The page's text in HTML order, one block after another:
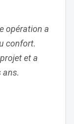
opération a
confort.
et a
ans.